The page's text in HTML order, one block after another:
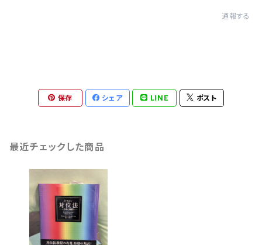
通報する
保存 シェア LINE ポスト
最近チェックした商品